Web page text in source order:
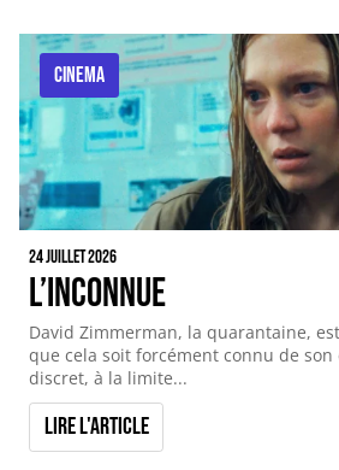
CINEMA
24 juillet 2026
L’inconnue
David Zimmerman, la quarantaine,
que cela soit forcément connu de son
discret, à la limite...
Lire l'article